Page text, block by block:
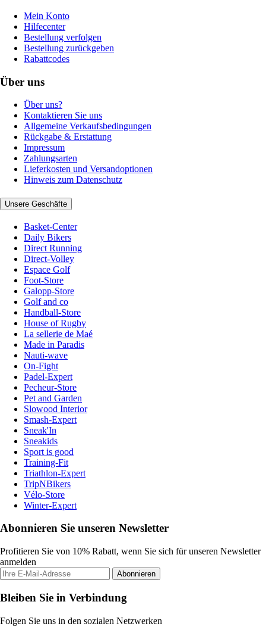
Mein Konto
Hilfecenter
Bestellung verfolgen
Bestellung zurückgeben
Rabattcodes
Über uns
Über uns?
Kontaktieren Sie uns
Allgemeine Verkaufsbedingungen
Rückgabe & Erstattung
Impressum
Zahlungsarten
Lieferkosten und Versandoptionen
Hinweis zum Datenschutz
Unsere Geschäfte
Basket-Center
Daily Bikers
Direct Running
Direct-Volley
Espace Golf
Foot-Store
Galopp-Store
Golf and co
Handball-Store
House of Rugby
La sellerie de Maé
Made in Paradis
Nauti-wave
On-Fight
Padel-Expert
Pecheur-Store
Pet and Garden
Slowood Interior
Smash-Expert
Sneak'In
Sneakids
Sport is good
Training-Fit
Triathlon-Expert
TripNBikers
Vélo-Store
Winter-Expert
Abonnieren Sie unseren Newsletter
Profitieren Sie von 10% Rabatt, wenn Sie sich für unseren Newsletter
anmelden
Abonnieren
Bleiben Sie in Verbindung
Folgen Sie uns in den sozialen Netzwerken